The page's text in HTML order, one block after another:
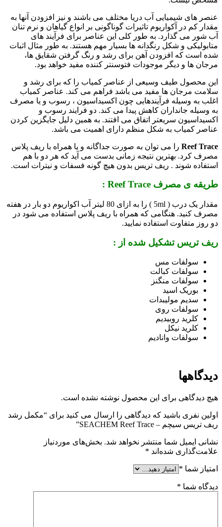
عنصر های شیمیایی آب دریا مختلف می باشند و نیز افزودن آنها به
مقدار کم در آکواریوم تاثیرات گوناگونی بر انواع گیاهان و نرم تنان
آب شور می گذارد. به طور کلی این عناصر برای فرآیند های
متابولیکی و شکل رنگدانه ها بسیار مهم هستند. به طور مثال اثبات
شده است که افزودن آهن برای رشد و رنگ گرفتن شقایق ها،
مرجان ها و دیگر موجودات فتوسنتر کننده مفید خواهد بود.
این محصول طیف وسیعی از عناصر کمیاب را که برای رشد و
سلامت مرجان ها مفید می باشد فراهم می کند. عناصر کمیاب
اغلب به وسیله فرآیندهایی چون اکسیداسیون ، رسوب و یا مصرف
به وسیله جانداران کاهش پیدا می کند. دو فرایند رسوب و
اکسیداسیون سریعتر اتفاق می افتند. به همین دلیل جایگزین کردن
عناصر کمیاب به شکل منظم دارای اهمیت می باشد.
Reef Trace را می توان به صورت جداگانه و یا همراه با ریف پلاس
مصرف کرد. بهترین نتیجه زمانی بدست می آید که هر دو با هم
استفاده شوند . ریف تریس بدون هیچ گونه فسفات و نیترات است.
طریقه ی مصرف Reef Trace :
مقدار یک درب ( 5ml ) را به ازای 80 لیتر آب اکواریوم دو بار در هفته
مصرف کنید. هنگامی که همراه با ریف پلاس استفاده می شود در
دو روز متفاوت استفاده نمایید.
ریف تریس تشکیل شده از :
سولفات مس
سولفات کبالت
سولفات منگنز
بوریک اسید
سدیم مولیبدات
سولفات روی
کلرید روبیدیم
کلرید نیکل
سولفات وانادیم
دیدگاهها
هیچ دیدگاهی برای این محصول نوشته نشده است.
اولین نفری باشید که دیدگاهی را ارسال می کنید برای “مکمل رشد
ریف تریس سیچم – SEACHEM Reef Trace”
نشانی ایمیل شما منتشر نخواهد شد. بخش‌های موردنیاز
علامت‌گذاری شده‌اند *
امتیاز شما *
دیدگاه شما *